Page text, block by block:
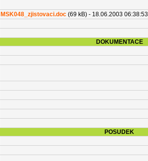
MSK048_zjistovaci.doc (69 kB) - 18.06.2003 06:38:53
DOKUMENTACE
POSUDEK